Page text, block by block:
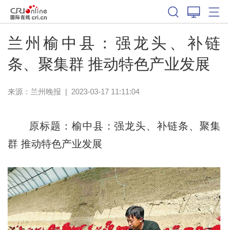
兰州榆中县：强龙头、补链
条、聚集群 推动特色产业发展
来源： 兰州晚报 | 2023-03-17 11:11:04
原标题：榆中县：强龙头、补链条、聚集
群 推动特色产业发展